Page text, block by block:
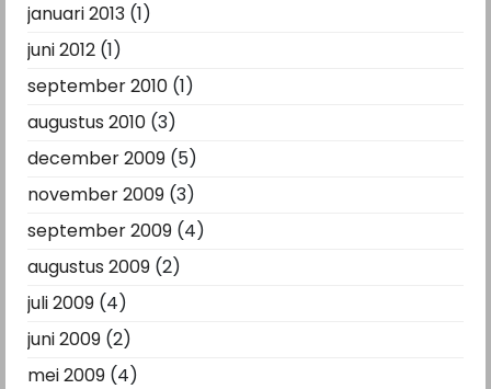
januari 2013 (1)
juni 2012 (1)
september 2010 (1)
augustus 2010 (3)
december 2009 (5)
november 2009 (3)
september 2009 (4)
augustus 2009 (2)
juli 2009 (4)
juni 2009 (2)
mei 2009 (4)